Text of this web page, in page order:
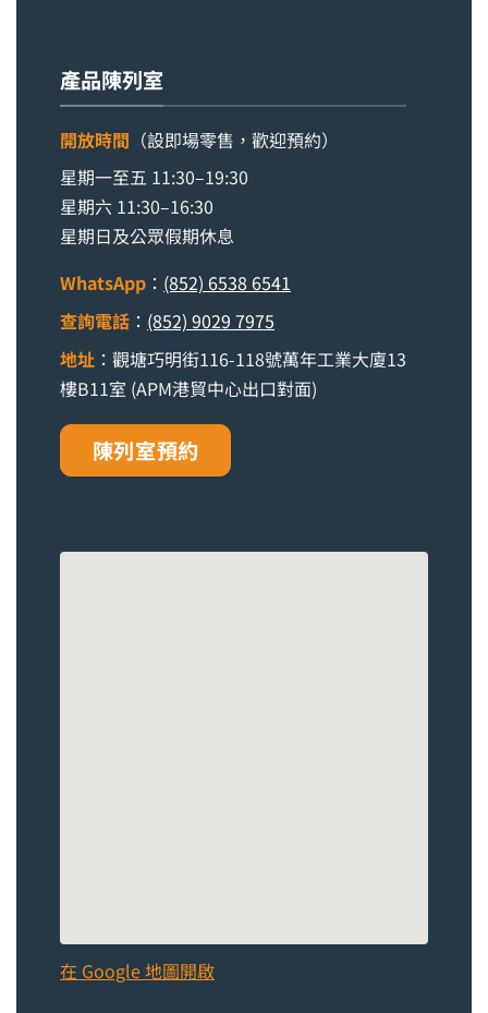
產品陳列室
開放時間 （設即場零售，歡迎預約）
星期一至五 11:30–19:30
星期六 11:30–16:30
星期日及公眾假期休息
WhatsApp ： (852) 6538 6541
查詢電話 ： (852) 9029 7975
地址 ：觀塘巧明街116-118號萬年工業大廈13
樓B11室 (APM港貿中心出口對面)
陳列室預約
在 Google 地圖開啟